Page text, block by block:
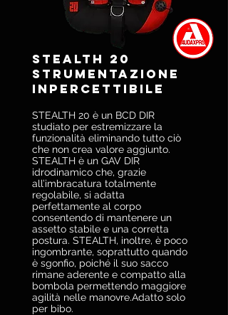
STEALTH 20
Strumentazione
inpercettibile
STEALTH 20 è un BCD DIR
studiato per estremizzare la
funzionalità eliminando tutto ciò
che non crea valore aggiunto.
STEALTH è un GAV DIR
idrodinamico che, grazie
all’imbracatura totalmente
regolabile, si adatta
perfettamente al corpo
consentendo di mantenere un
assetto stabile e una corretta
postura. STEALTH, inoltre, è poco
ingombrante, soprattutto quando
è sgonfio, poiché il suo sacco
rimane aderente e compatto alla
bombola permettendo maggiore
agilità nelle manovre.Adatto solo
per bibo.